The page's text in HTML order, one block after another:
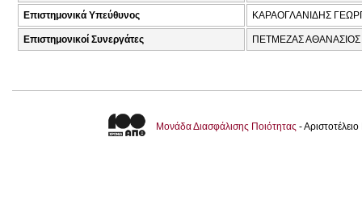
Επιστημονικά Υπεύθυνος ΚΑΡΑΟΓΛΑΝΙΔΗΣ
Επιστημονικοί Συνεργάτες ΠΕΤΜΕΖΑΣ
Μονάδα Διασφάλισης Ποιότητας -